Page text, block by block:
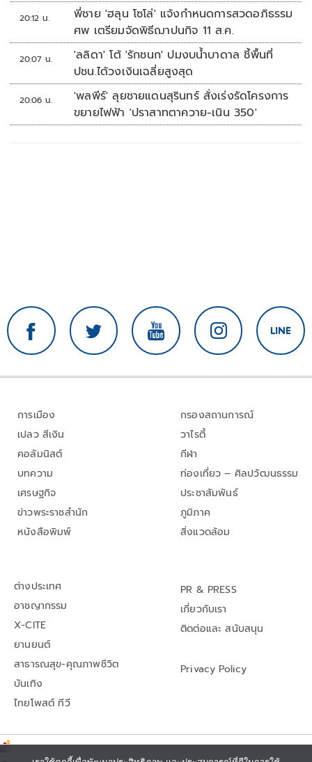
20:12 น.
พี่ชาย 'ฮลุน โซโล่' แจ้งกำหนดการสวดอภิธรรม
ศพ เตรียมจัดพิธีฌาปนกิจ 11 ส.ค.
20:07 น.
'ลลิดา' โต้ 'รักชนก' ปมงบน้ำบาดาล ชี้พื้นที่
ปชน.ได้วงเงินเฉลี่ยสูงสุด
20:06 น.
'พลพีร์' ลุยชายแดนสุรินทร์ สั่งเร่งรัดโครงการ
ขยายไฟฟ้า 'ปราสาทตาควาย-เนิน 350'
การเมือง
เปลว สีเงิน
คอลัมนิสต์
บทความ
เศรษฐกิจ
ข่าวพระราชสำนัก
หนังสือพิมพ์
กรองสถานการณ์
วาไรตี้
กีฬา
ท่องเที่ยว – ศิลปวัฒนธรรม
ประชาสัมพันธ์
ภูมิภาค
สิ่งแวดล้อม
ต่างประเทศ
อาชญากรรม
X-CITE
ยานยนต์
สาธารณสุข-คุณภาพชีวิต
บันเทิง
ไทยโพสต์ ทีวี
PR & PRESS
เกี่ยวกับเรา
ติดต่อและ สนับสนุน
Privacy Policy